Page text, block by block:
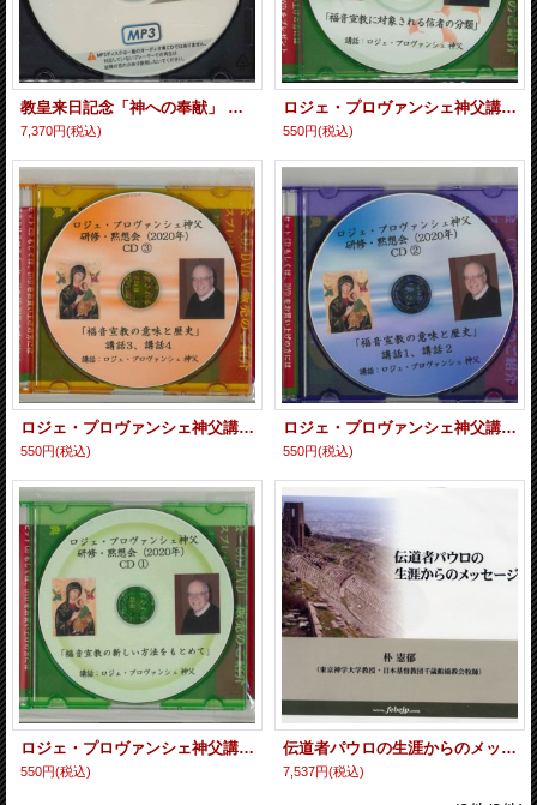
教皇来日記念「神への奉献」 ［MP3ディスク］
7,370円(税込)
ロジェ・プロヴァンシェ神父講話 「福音宣教に対象される信者の分類 」［CD］
550円(税込)
ロジェ・プロヴァンシェ神父講話 「福音宣教の意味と歴史 2 」［CD］
550円(税込)
ロジェ・プロヴァンシェ神父講話 「福音宣教の意味と歴史 1 」［CD］
550円(税込)
ロジェ・プロヴァンシェ神父講話 「福音宣教の新しい方法をもとめて」［CD］
550円(税込)
伝道者パウロの生涯からのメッセージ 朴憲郁 [CD]
7,537円(税込)